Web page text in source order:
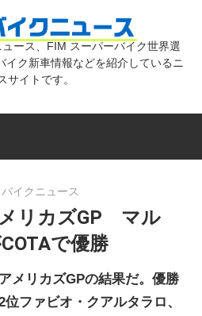
気
バ
イ
ース、FIM スーパーバイク世界選
イク新車情報などを紹介しているニ
サイトです。
イクニュース
リカズGP マル
で優勝
メリカズGPの結果だ。優勝
ファビオ・クアルタラロ、